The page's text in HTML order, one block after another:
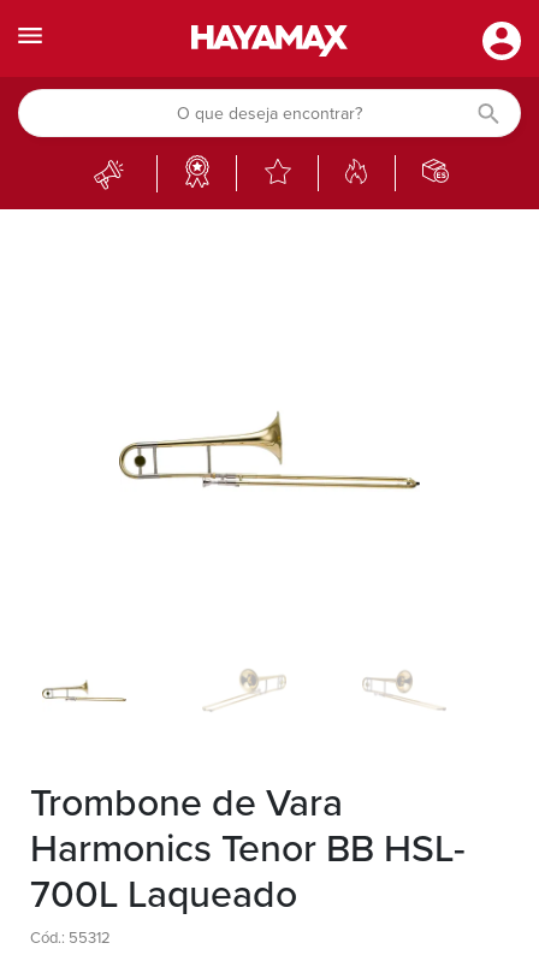
Trombone de Vara
Harmonics Tenor BB HSL-
700L Laqueado
Cód.: 55312